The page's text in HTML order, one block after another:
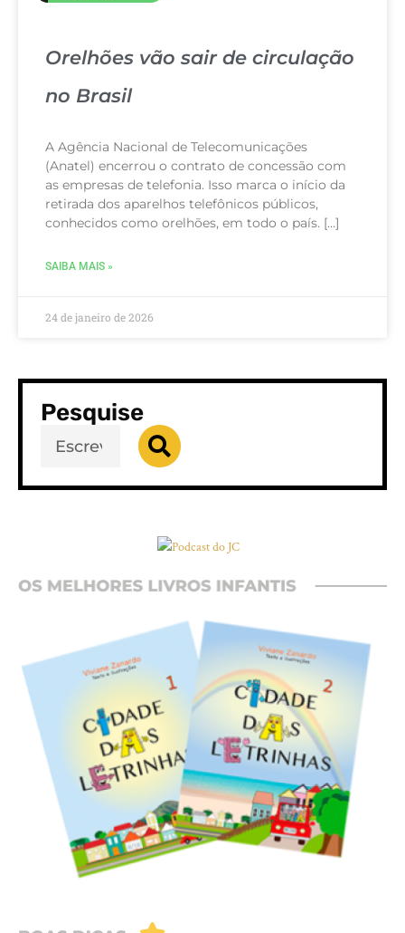
Orelhões vão sair de circulação
no Brasil
A Agência Nacional de Telecomunicações
(Anatel) encerrou o contrato de concessão com
as empresas de telefonia. Isso marca o início da
retirada dos aparelhos telefônicos públicos,
conhecidos como orelhões, em todo o país. […]
SAIBA MAIS »
24 de janeiro de 2026
Pesquise